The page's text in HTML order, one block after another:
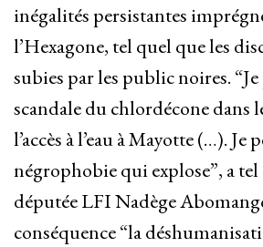
inégalités persistantes
l’Hexagone, tel quel que les
subies par les public noires. “Je
scandale du chlordécone dans
l’accès à l’eau à Mayotte (…). Je
négrophobie qui explose”, a
députée LFI Nadège
conséquence “la